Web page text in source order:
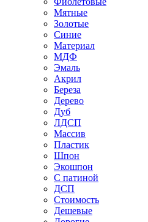
Мятные
Золотые
Синие
Материал
МДФ
Эмаль
Акрил
Береза
Дерево
Дуб
ЛДСП
Массив
Пластик
Шпон
Экошпон
С патиной
ДСП
Стоимость
Дешевые